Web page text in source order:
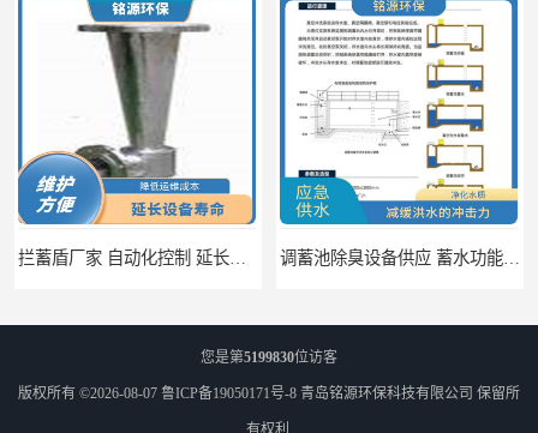
拦蓄盾厂家 自动化控制 延长其使用寿命 调蓄池除臭设备供应 蓄水功能 暂时储存大量雨水
您是第5199830位访客
版权所有 ©2026-08-07 鲁ICP备19050171号-8 青岛铭源环保科技有限公司 保留所
有权利.